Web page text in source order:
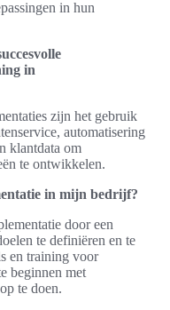
in hun
in
zijn het gebruik
automatisering
klantdata om
te ontwikkelen.
in mijn bedrijf?
door een
te definiëren en te
en training voor
beginnen met
te doen.